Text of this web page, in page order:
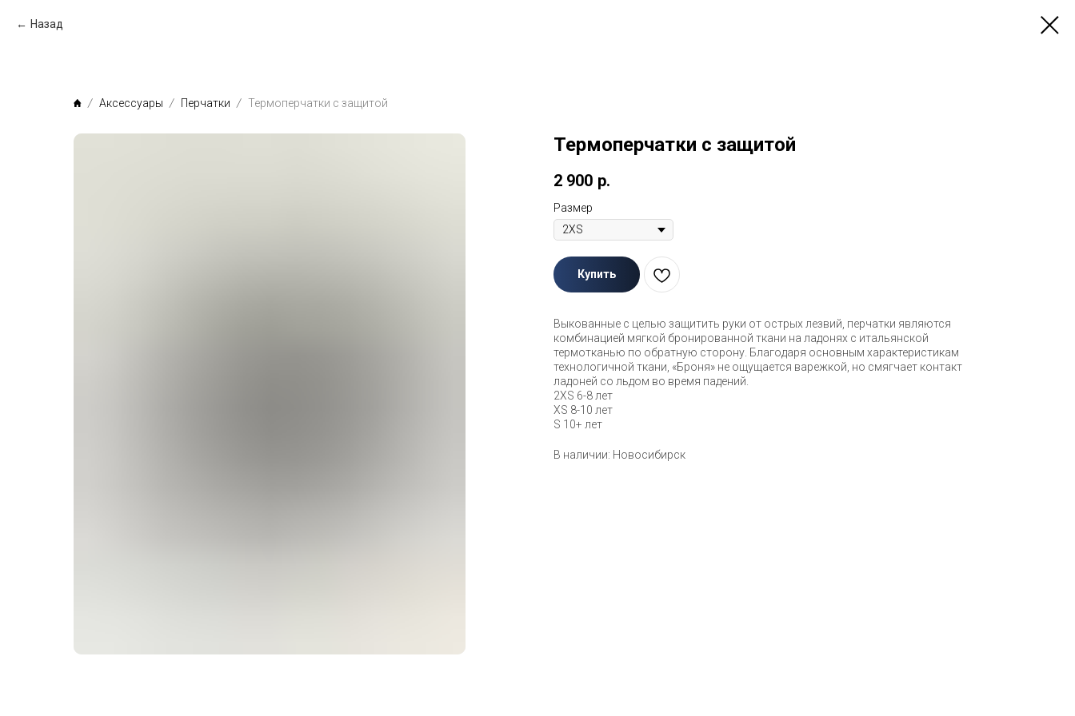
Назад
Аксессуары Перчатки Термоперчатки с защитой
Термоперчатки с защитой
2 900 р.
Размер
Купить
Выкованные с целью защитить руки от острых лезвий, перчатки являются
комбинацией мягкой бронированной ткани на ладонях с итальянской
термотканью по обратную сторону. Благодаря основным характеристикам
технологичной ткани, «Броня» не ощущается варежкой, но смягчает контакт
ладоней со льдом во время падений.
2XS 6-8 лет
XS 8-10 лет
S 10+ лет
В наличии: Новосибирск